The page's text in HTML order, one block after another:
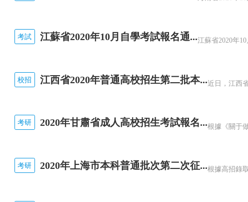
考試 江蘇省2020年10月自學考試報名通...
校招 江西省2020年普通高校招生第二批本...
考研 2020年甘肅省成人高校招生考試報名...
考研 2020年上海市本科普通批次第二次征...